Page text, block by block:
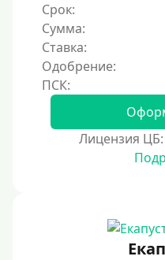
Залог
Под залог ПТС
Без залога
Под залог
Под залог недвижимости
Под ПТС спецтехники
Под ПТС грузового
Срок:
Сумма:
Ставка:
Одобрение:
Лицензия